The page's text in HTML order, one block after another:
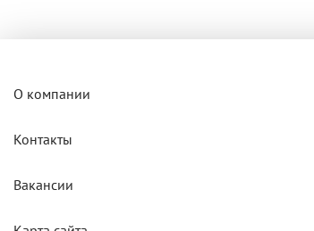
О компании
Контакты
Вакансии